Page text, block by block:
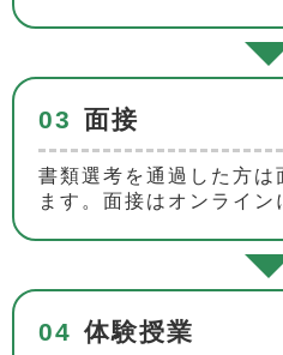
03 面接
書類選考を通過した方は
ます。面接はオンライン
04 体験授業